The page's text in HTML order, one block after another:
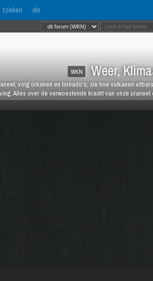
zoeken dm
WKN Weer,
volg orkanen en tornado's, zie hoe vulkanen
Alles over de verwoestende kracht van onze